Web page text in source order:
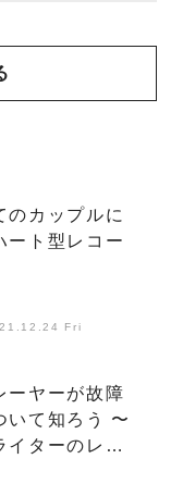
のカップルに
ート型レコー
Fri
ーヤーが故障
いて知ろう 〜
イターのレ